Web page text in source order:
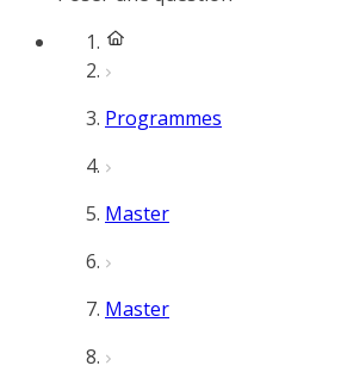
Programmes
Master
Master